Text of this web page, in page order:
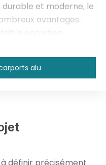
durable et moderne, le
avantages :
liberté de design.
pour réussir
parfaitement
alu